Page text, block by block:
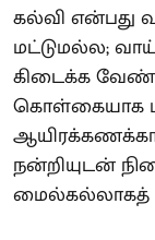
கல்வி என்பது
மட்டுமல்ல;
கிடைக்க
கொள்கையாக
நன்றியுடன்
மைல்கல்லாகத்